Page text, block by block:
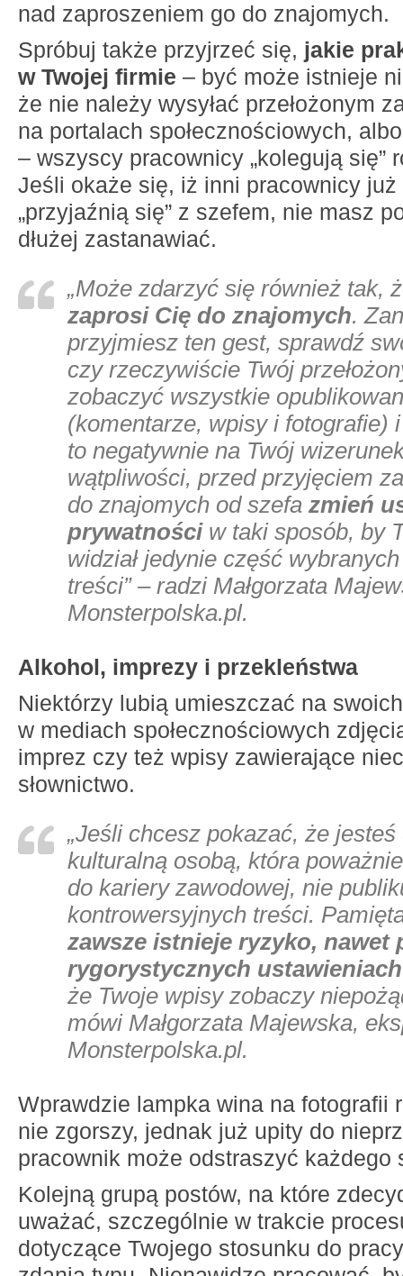
nad zaproszeniem go do znajomych.
Spróbuj także przyjrzeć się, jakie
w Twojej firmie – być może istnieje
że nie należy wysyłać przełożonym
na portalach społecznościowych,
– wszyscy pracownicy „kolegują się”
Jeśli okaże się, iż inni pracownicy już
„przyjaźnią się” z szefem, nie masz
dłużej zastanawiać.
„Może zdarzyć się również tak,
zaprosi Cię do znajomych.
przyjmiesz ten gest, sprawdź
czy rzeczywiście Twój
zobaczyć wszystkie
(komentarze, wpisy i fotografie) i
to negatywnie na Twój
wątpliwości, przed przyjęciem
do znajomych od szefa zmień
prywatnościw taki sposób, by
widział jedynie część
treści” – radzi Małgorzata
Monsterpolska.pl.
Alkohol, imprezy i przekleństwa
Niektórzy lubią umieszczać na
w mediach społecznościowych
imprez czy też wpisy zawierające
słownictwo.
„Jeśli chcesz pokazać, że jesteś
kulturalną osobą, która
do kariery zawodowej, nie
kontrowersyjnych treści.
zawsze istnieje ryzyko, nawet
rygorystycznych
że Twoje wpisy zobaczy
mówi Małgorzata Majewska,
Monsterpolska.pl.
Wprawdzie lampka wina na fotografii
nie zgorszy, jednak już upity do
pracownik może odstraszyć każdego
Kolejną grupą postów, na które
uważać, szczególnie w trakcie
dotyczące Twojego stosunku do